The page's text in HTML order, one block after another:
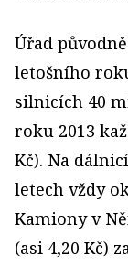
Úřad
letošního
silnicích 40
roku 2013
Kč). Na
letech vždy
Kamiony v
(asi 4,20 Kč)